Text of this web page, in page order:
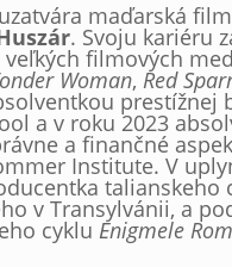
maďarská
. Svoju kariéru
filmových
Woman, Red
prestížnej
a v roku 2023
a finančné
Institute. V
talianskeho
v Transylvánii, a
cyklu Enigmele